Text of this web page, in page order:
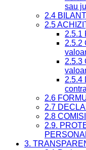
sau
2.4
2.5
2.5.1
2.5.2
2.5.3
2.5.4
2.6
2.7
2.8
2.9.
3.